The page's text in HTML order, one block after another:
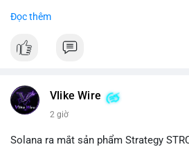
nghỉ tháng 8
#binancesquare
#vlikevn #titanbot
📰 Nguồn: CoinDesk
Đọc thêm
Vlike Wire
2 giờ
Solana ra mắt sản phẩm Strategy